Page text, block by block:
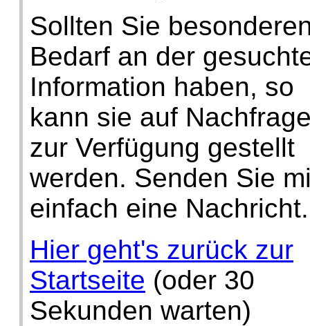
Sollten Sie
Bedarf an der
Information haben, so
kann sie auf
zur Verfügung gestellt
werden. Senden Sie
einfach eine Nachricht.
Hier geht's zurück zur
Startseite (oder 30
Sekunden warten)